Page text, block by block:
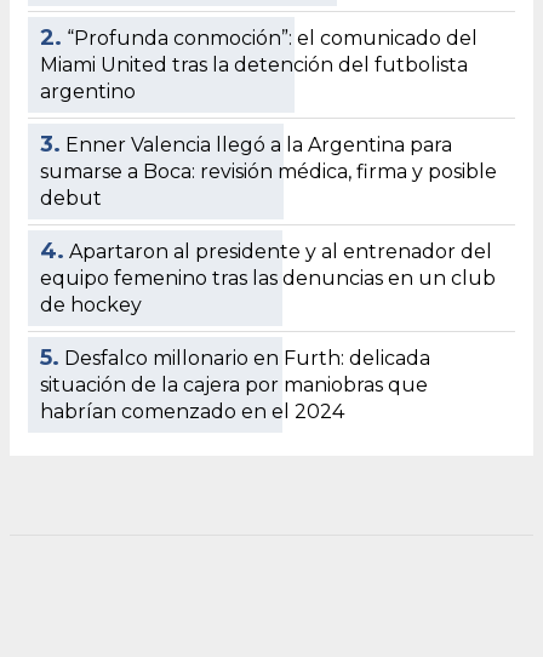
2. “Profunda conmoción”: el comunicado del
Miami United tras la detención del futbolista
argentino
3. Enner Valencia llegó a la Argentina para
sumarse a Boca: revisión médica, firma y posible
debut
4. Apartaron al presidente y al entrenador del
equipo femenino tras las denuncias en un club
de hockey
5. Desfalco millonario en Furth: delicada
situación de la cajera por maniobras que
habrían comenzado en el 2024